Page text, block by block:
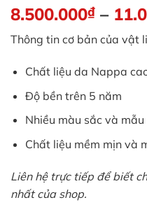
8.500.000₫ –
Thông tin cơ bản của vật
Chất liệu da Nappa
Độ bền trên 5 năm
Nhiều màu sắc và mẫu
Chất liệu mềm mịn và
Liên hệ trực tiếp để biết
nhất của shop.